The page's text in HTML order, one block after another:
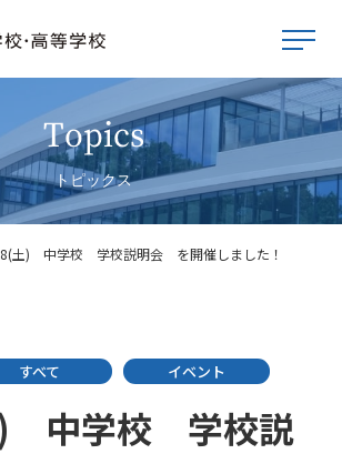
Topics
トピックス
土) 中学校 学校説明会 を開催しました！
すべて イベント
中学校 学校説